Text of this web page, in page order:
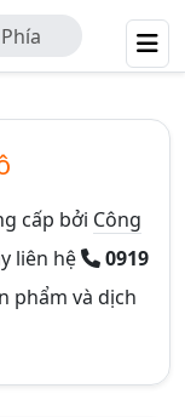
cấp bởi Công
liên hệ
0919
phẩm và dịch